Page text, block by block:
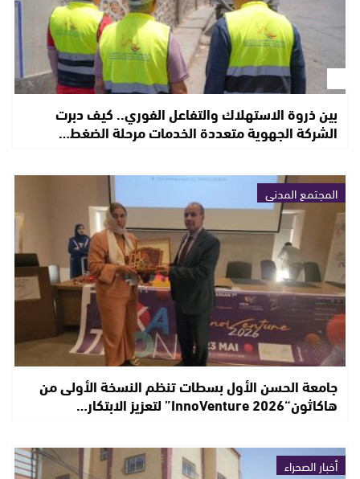
بين ذروة الاستهلاك والتفاعل الفوري.. كيف دبرت
الشركة الجهوية متعددة الخدمات مرحلة الضغط…
المجتمع المدني
جامعة الحسن الأول بسطات تنظم النسخة الأولى من
هاكاثون“InnoVenture 2026” لتعزيز الابتكار…
أخبار الصحراء